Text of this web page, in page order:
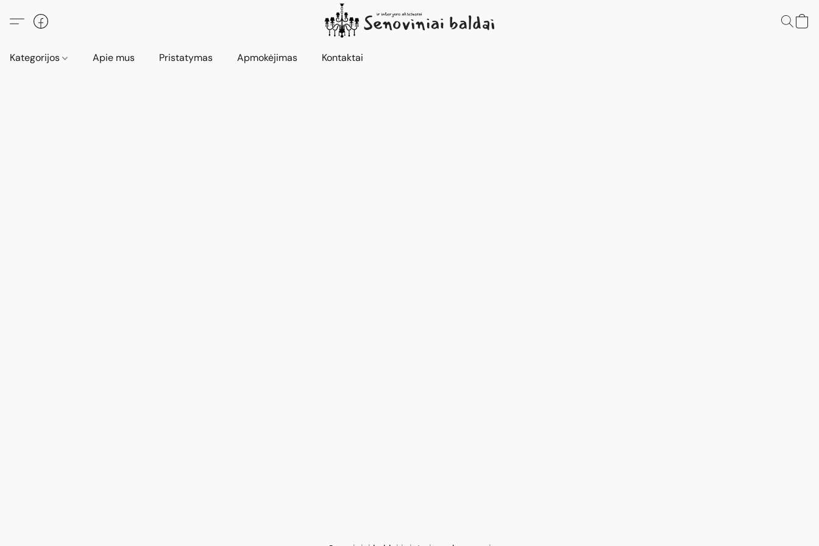
Kategorijos Apie mus Pristatymas Apmokėjimas Kontaktai